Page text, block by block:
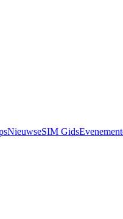
NieuwseSIM Gids